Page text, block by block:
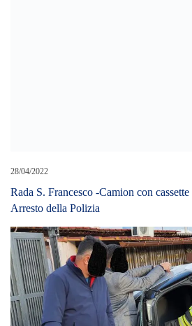
28/04/2022
Rada S. Francesco -Camion con
Arresto della Polizia